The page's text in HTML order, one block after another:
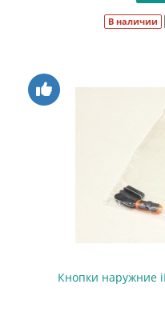
В наличии
Кнопки наружние